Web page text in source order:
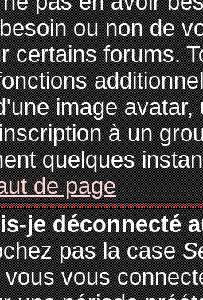
ou non de
certains forums.
image
à un
quelques
de page
je déconnecté
pas la case
vous